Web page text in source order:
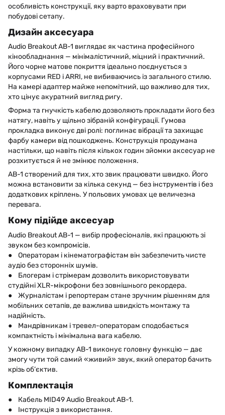
особливість конструкції, яку варто враховувати при
побудові сетапу.
Дизайн аксесуара
Audio Breakout AB-1 виглядає як частина професійного
кінообладнання — мінімалістичний, міцний і практичний.
Його чорне матове покриття ідеально поєднується з
корпусами RED і ARRI, не вибиваючись із загального стилю.
На камері адаптер майже непомітний, що важливо для тих,
хто цінує акуратний вигляд ригу.
Форма та гнучкість кабелю дозволяють прокладати його без
натягу, навіть у щільно зібраній конфігурації. Гумова
прокладка виконує дві ролі: поглинає вібрації та захищає
фарбу камери від пошкоджень. Конструкція продумана
настільки, що навіть після кількох годин зйомки аксесуар не
розхитується й не змінює положення.
AB-1 створений для тих, хто звик працювати швидко. Його
можна встановити за кілька секунд — без інструментів і без
додаткових кріплень. У польових умовах це величезна
перевага.
Кому підійде аксесуар
Audio Breakout AB-1 — вибір професіоналів, які працюють зі
звуком без компромісів.
● Операторам і кінематографістам він забезпечить чисте
аудіо без сторонніх шумів.
● Блогерам і стрімерам дозволить використовувати
студійні XLR-мікрофони без зовнішнього рекордера.
● Журналістам і репортерам стане зручним рішенням для
мобільних сетапів, де важлива швидкість монтажу та
надійність.
● Мандрівникам і тревел-операторам сподобається
компактність і мінімальна вага кабелю.
У кожному випадку AB-1 виконує головну функцію — дає
змогу чути той самий «живий» звук, який оператор бачить
крізь об’єктив.
Комплектація
● Кабель MID49 Audio Breakout AB-1.
● Інструкція з використання.